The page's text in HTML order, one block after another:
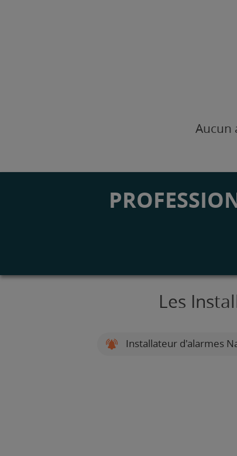
Aucun
Les
Installateur d'alarmes